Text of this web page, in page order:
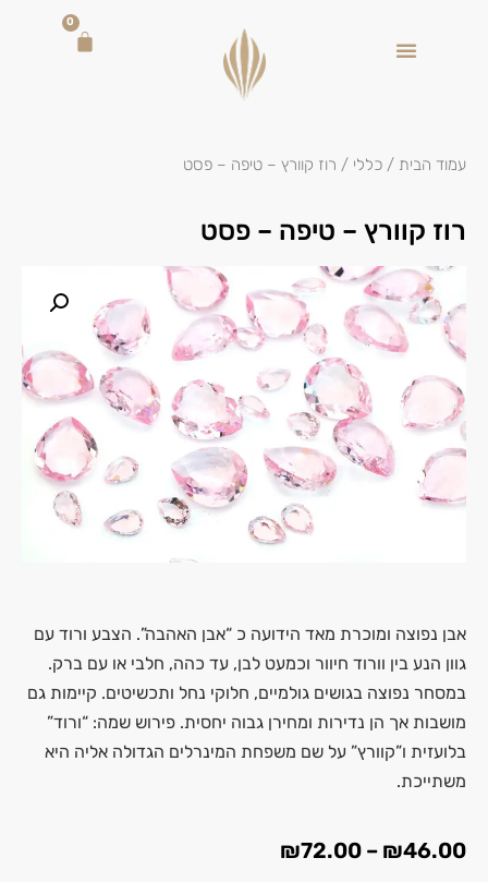
0
עמוד הבית / כללי / רוז קוורץ – טיפה – פסט
רוז קוורץ – טיפה – פסט
אבן נפוצה ומוכרת מאד הידועה כ “אבן האהבה”. הצבע ורוד עם
גוון הנע בין וורוד חיוור וכמעט לבן, עד כהה, חלבי או עם ברק.
במסחר נפוצה בגושים גולמיים, חלוקי נחל ותכשיטים. קיימות גם
מושבות אך הן נדירות ומחירן גבוה יחסית. פירוש שמה: “ורוד”
בלועזית ו”קוורץ” על שם משפחת המינרלים הגדולה אליה היא
משתייכת.
₪46.00
–
₪72.00